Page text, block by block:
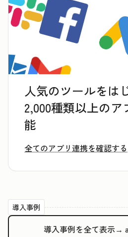
人気のツールをは
2,000種類以上の
能
全てのアプリ連携を確認する
導入事例
導入事例を全て表示→